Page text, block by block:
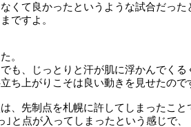
くて良かったというような試合だった
ですよ。
。
も、じっとりと汗が肌に浮かんでく
ち上がりこそは良い動きを見せたの
、先制点を札幌に許してしまったこと
と点が入ってしまったという感じで、